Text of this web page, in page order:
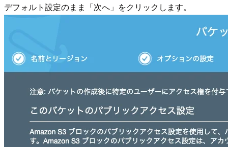
デフォルト設定のまま「次へ」をクリックします。